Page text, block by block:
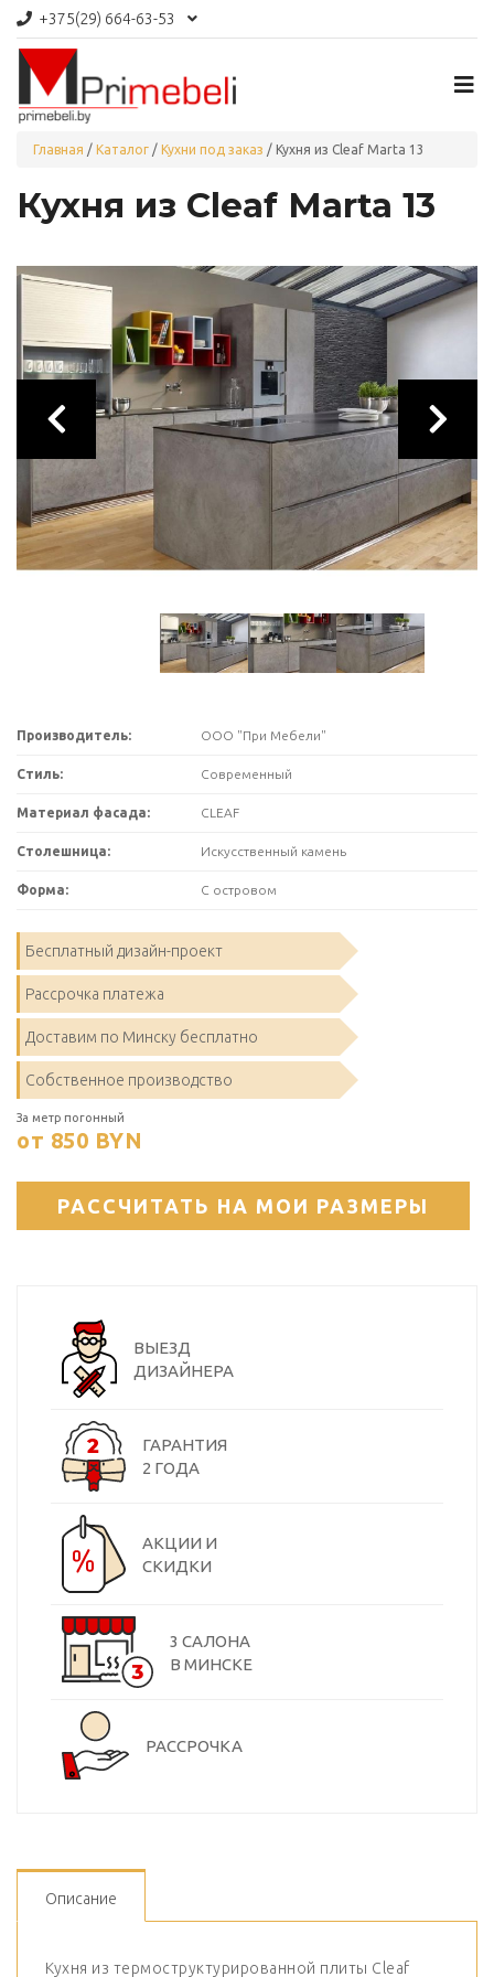
+375(29) 664-63-53
Главная / Каталог / Кухни под заказ / Кухня из Cleaf Marta 13
Кухня из Cleaf Marta 13
Производитель: ООО "При Мебели"
Стиль: Современный
Материал фасада: CLEAF
Столешница: Искусственный камень
Форма: С островом
Бесплатный дизайн-проект
Рассрочка платежа
Доставим по Минску бесплатно
Собственное производство
За метр погонный
от 850 BYN
РАССЧИТАТЬ НА МОИ РАЗМЕРЫ
ВЫЕЗД
ДИЗАЙНЕРА
ГАРАНТИЯ
2 ГОДА
АКЦИИ И
СКИДКИ
3 САЛОНА
В МИНСКЕ
РАССРОЧКА
Описание
Кухня из термоструктурированной плиты Cleaf